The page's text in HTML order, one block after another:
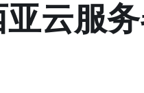
云服